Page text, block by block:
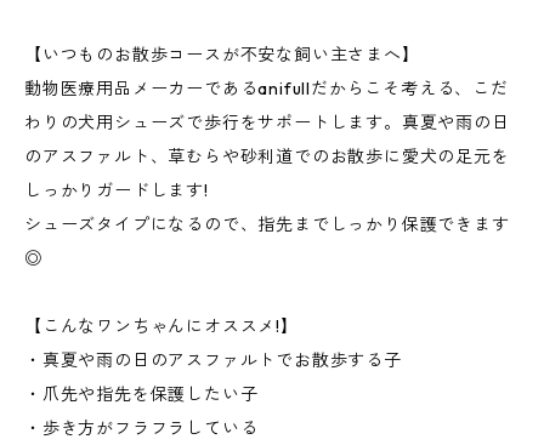
【いつものお散歩コースが不安な飼い主さまへ】
動物医療用品メーカーであるanifullだからこそ考える、こだ
わりの犬用シューズで歩行をサポートします。真夏や雨の日
のアスファルト、草むらや砂利道でのお散歩に愛犬の足元を
しっかりガードします!
シューズタイプになるので、指先までしっかり保護できます
◎
【こんなワンちゃんにオススメ!】
・真夏や雨の日のアスファルトでお散歩する子
・爪先や指先を保護したい子
・歩き方がフラフラしている